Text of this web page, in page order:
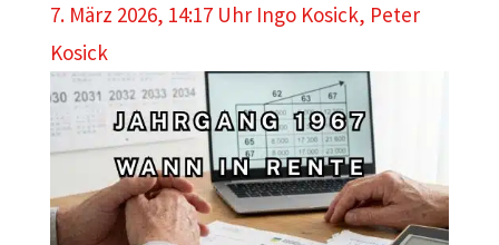
7. März 2026, 14:17 Uhr Ingo Kosick, Peter
Kosick